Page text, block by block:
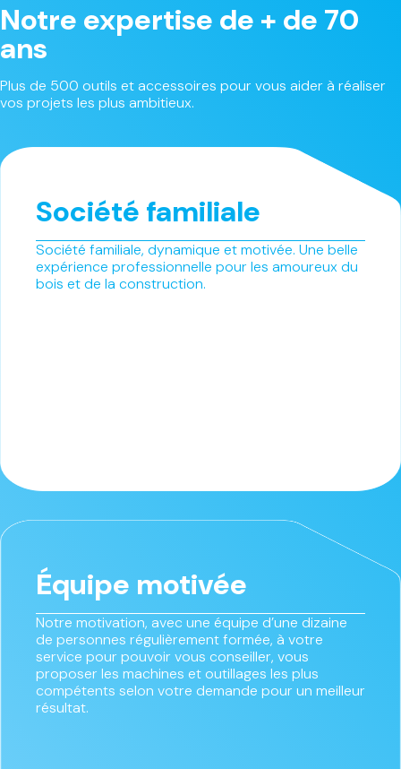
Notre expertise de + de 70
ans
Plus de 500 outils et accessoires pour vous aider à réaliser
vos projets les plus ambitieux.
Société familiale
Société familiale, dynamique et motivée. Une belle
expérience professionnelle pour les amoureux du
bois et de la construction.
Équipe motivée
Notre motivation, avec une équipe d’une dizaine
de personnes régulièrement formée, à votre
service pour pouvoir vous conseiller, vous
proposer les machines et outillages les plus
compétents selon votre demande pour un meilleur
résultat.